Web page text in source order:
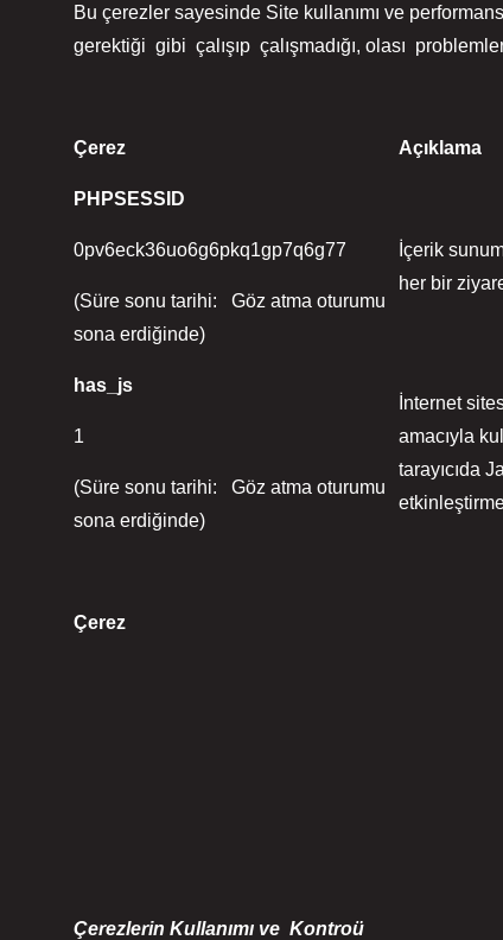
Bu çerezler sayesinde Site kullanımı ve
gerektiği gibi çalışıp çalışmadığı, olası
Çerez Açıklama
PHPSESSID
0pv6eck36uo6g6pkq1gp7q6g77
(Süre sonu tarihi: Göz atma oturumu
sona erdiğinde)
İçerik
her bir
has_js
1
(Süre sonu tarihi: Göz atma oturumu
sona erdiğinde)
İnternet
amacıyla
tarayıcıda
Çerez
Çerezlerin Kullanımı ve Kontroü